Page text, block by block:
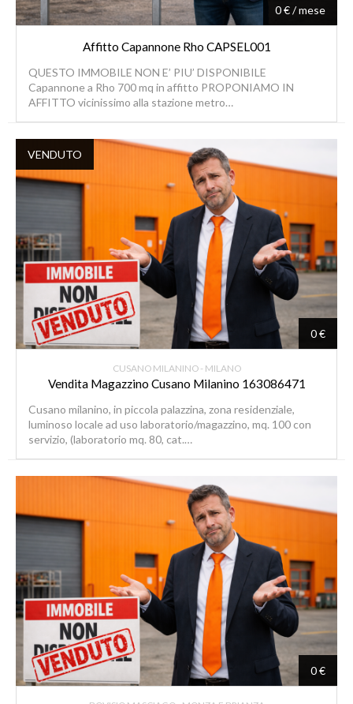
0 € / mese
Affitto Capannone Rho CAPSEL001
QUESTO IMMOBILE NON E’ PIU’ DISPONIBILE
Capannone a Rho 700 mq in affitto PROPONIAMO IN
AFFITTO vicinissimo alla stazione metro…
VENDUTO
0 €
CUSANO MILANINO - MILANO
Vendita Magazzino Cusano Milanino 163086471
Cusano milanino, in piccola palazzina, zona residenziale,
luminoso locale ad uso laboratorio/magazzino, mq. 100 con
servizio, (laboratorio mq. 80, cat.…
0 €